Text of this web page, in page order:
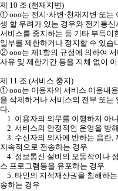
제 10 조 (천재지변)
① ooo는 전시·사변·천재지변 또
생 할 우려가 있는 경우와 전기통
서비스를 중지하는 등 기타 부득이
일부를 제한하거나 정지할 수 있습
② ooo는 제1항의 규정에 의하여
사유 및 제한기간 등을 지체 없이
제 11 조 (서비스 중지)
① ooo는 이용자의 서비스 이용내
을 삭제하거나 서비스의 전부 또는
다.
1. 이용자의 의무를 이행하지 아
2. 서비스의 안정적인 운영을 방
3. 수신자의 의사에 반하는 음란,
지속적으로 전송하는 경우
4. 정보통신 설비의 오동작이나
스 프로그램등을 유포하는 경우
5. 타인의 지적재산권을 침해하
송하는 경우